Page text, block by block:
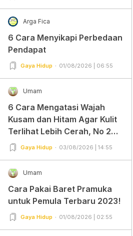
Arga Fica
6 Cara Menyikapi Perbedaan
Pendapat
Gaya Hidup 01/08/2026 | 06:55
Umam
6 Cara Mengatasi Wajah
Kusam dan Hitam Agar Kulit
Terlihat Lebih Cerah, No 2
Gampang Banget dan Mudah
Gaya Hidup 03/08/2026 | 14:55
Umam
Cara Pakai Baret Pramuka
untuk Pemula Terbaru 2023!
Gaya Hidup 01/08/2026 | 02:55